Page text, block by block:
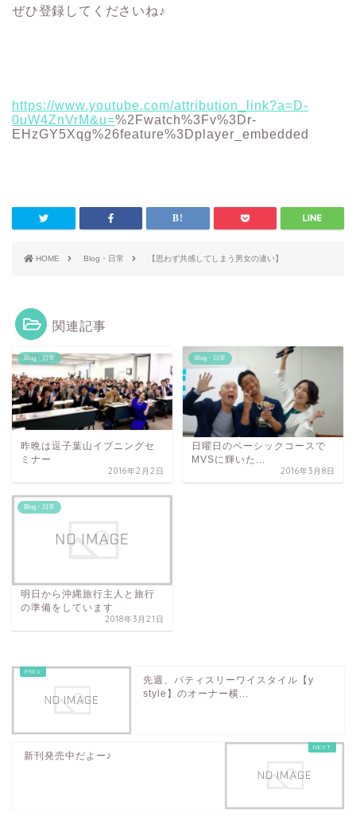
ぜひ登録してくださいね♪
https://www.youtube.com/attribution_link?a=D-
0uW4ZnVrM&u=%2Fwatch%3Fv%3Dr-
EHzGY5Xqg%26feature%3Dplayer_embedded
HOME Blog・日常 【思わず共感してしまう男女の違い】
関連記事
Blog・日常
昨晩は逗子葉山イブニングセ
ミナー
2016年2月2日
Blog・日常
日曜日のベーシックコースで
MVSに輝いた...
2016年3月8日
Blog・日常
明日から沖縄旅行主人と旅行
の準備をしています
2018年3月21日
先週、パティスリーワイスタイル【y
style】のオーナー横...
新刊発売中だよー♪